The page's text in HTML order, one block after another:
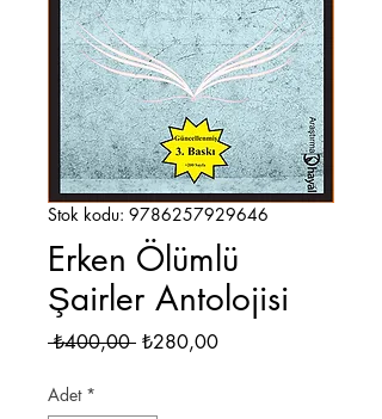
Stok kodu: 9786257929646
Erken Ölümlü
Şairler Antolojisi
₺400,00 Normal
₺280,00İndirimli
Adet *